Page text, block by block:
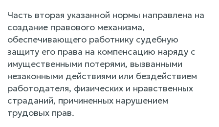
Часть вторая указанной нормы направлена на
создание правового механизма,
обеспечивающего работнику судебную
защиту его права на компенсацию наряду с
имущественными потерями, вызванными
незаконными действиями или бездействием
работодателя, физических и нравственных
страданий, причиненных нарушением
трудовых прав.